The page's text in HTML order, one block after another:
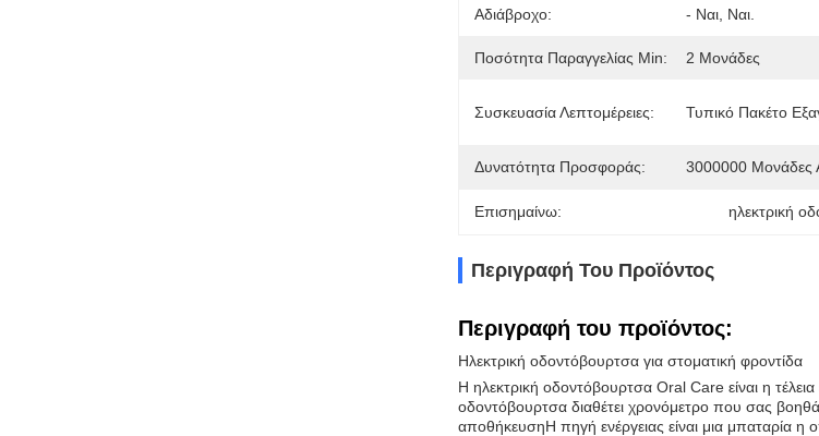
Αδιάβροχο: - Ναι, Ναι.
Ποσότητα Παραγγελίας Min: 2 Μονάδες
Συσκευασία Λεπτομέρειες: Τυπικό Πακέτο
Δυνατότητα Προσφοράς: 3000000 Μονάδες
Επισημαίνω: ηλεκτρική
Περιγραφή Του Προϊόντος
Περιγραφή του προϊόντος:
Ηλεκτρική οδοντόβουρτσα για στοματική φροντίδα
Η ηλεκτρική οδοντόβουρτσα Oral Care είναι η
οδοντόβουρτσα διαθέτει χρονόμετρο που σας
αποθήκευσηΗ πηγή ενέργειας είναι μια μπαταρία η